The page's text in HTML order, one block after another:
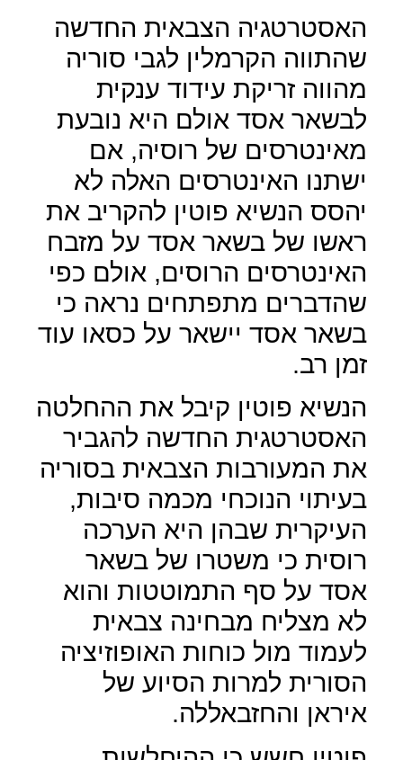
האסטרטגיה הצבאית החדשה
שהתווה הקרמלין לגבי סוריה
מהווה זריקת עידוד ענקית
לבשאר אסד אולם היא נובעת
מאינטרסים של רוסיה, אם
ישתנו האינטרסים האלה לא
יהסס הנשיא פוטין להקריב את
ראשו של בשאר אסד על מזבח
האינטרסים הרוסים, אולם כפי
שהדברים מתפתחים נראה כי
בשאר אסד יישאר על כסאו עוד
זמן רב.
הנשיא פוטין קיבל את ההחלטה
האסטרטגית החדשה להגביר
את המעורבות הצבאית בסוריה
בעיתוי הנוכחי מכמה סיבות,
העיקרית שבהן היא הערכה
רוסית כי משטרו של בשאר
אסד על סף התמוטטות והוא
לא מצליח מבחינה צבאית
לעמוד מול כוחות האופוזיציה
הסורית למרות הסיוע של
איראן והחזבאללה.